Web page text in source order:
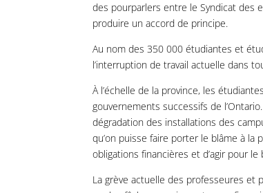
des pourparlers entre le Syndicat des
produire un accord de principe.
Au nom des 350 000 étudiantes et
l’interruption de travail actuelle dans
À l’échelle de la province, les
gouvernements successifs de
dégradation des installations des
qu’on puisse faire porter le blâme à la
obligations financières et d’agir pour
La grève actuelle des professeures et